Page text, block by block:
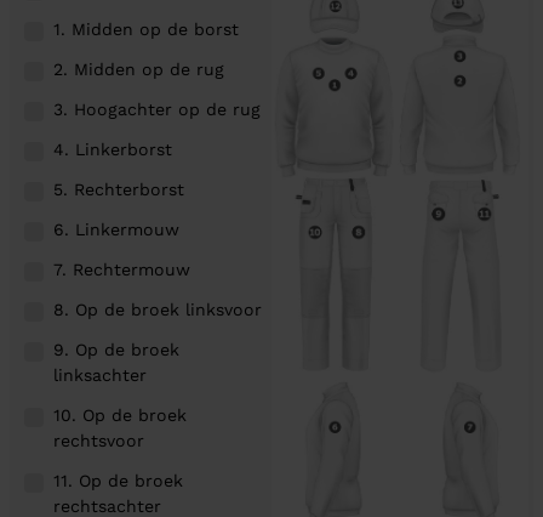
1. Midden op de borst
2. Midden op de rug
3. Hoogachter op de rug
4. Linkerborst
5. Rechterborst
6. Linkermouw
7. Rechtermouw
8. Op de broek linksvoor
9. Op de broek
linksachter
10. Op de broek
rechtsvoor
11. Op de broek
rechtsachter